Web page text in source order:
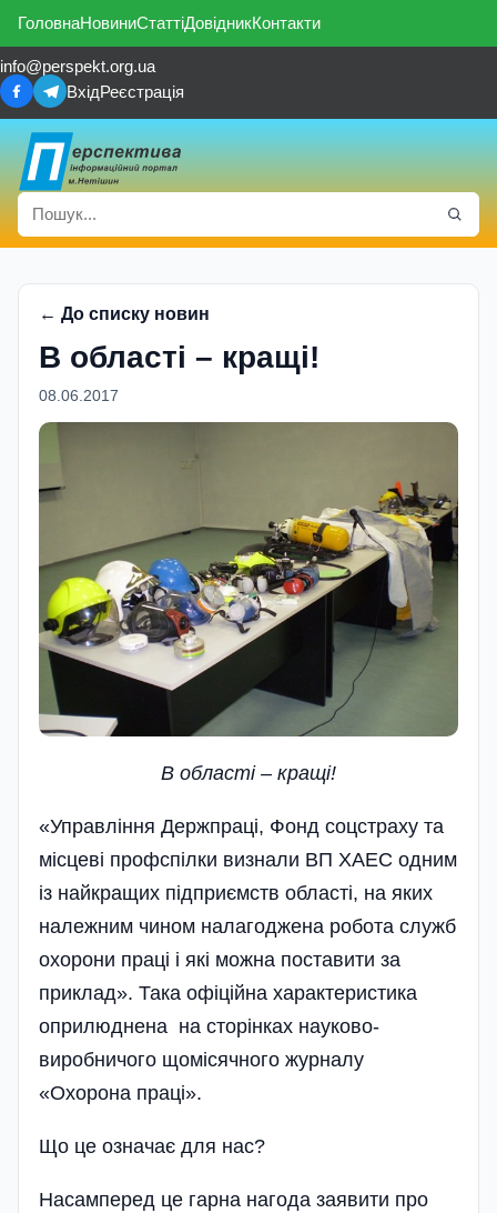
ГоловнаНовиниСтаттіДовідникКонтакти
info@perspekt.org.ua
ВхідРеєстрація
← До списку новин
В областi – кращi!
08.06.2017
В областi – кращi!
«Управління Держпраці, Фонд соцстраху та
місцеві профспілки визнали ВП ХАЕС одним
із найкращих підприємств області, на яких
належним чином налагоджена робота служб
охорони праці і які можна поставити за
приклад». Така офіційна характеристика
оприлюднена на сторінках науково-
виробничого що­місячного журналу
«Охорона праці».
Що це означає для нас?
Насамперед це гарна нагода заявити про